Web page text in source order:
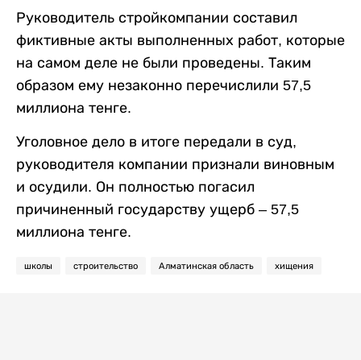
Руководитель стройкомпании составил
фиктивные акты выполненных работ, которые
на самом деле не были проведены. Таким
образом ему незаконно перечислили 57,5
миллиона тенге.
Уголовное дело в итоге передали в суд,
руководителя компании признали виновным
и осудили. Он полностью погасил
причиненный государству ущерб – 57,5
миллиона тенге.
школы строительство Алматинская область хищения